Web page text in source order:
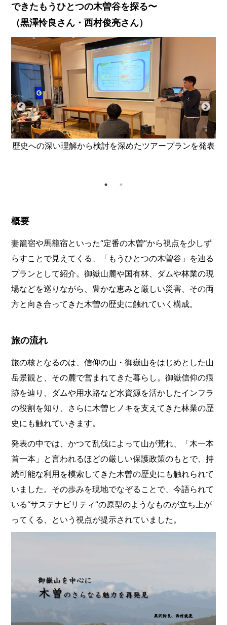
できたもうひとつの木曽谷を探る〜
（黒澤怜良さん・西村俊亮さん）
歴史への深い理解から検討を深めたツアープランを発表
概要
妻籠宿や馬籠宿といった“定番の木曽”から視点を少しず
らすことで見えてくる、「もうひとつの木曽谷」を辿る
プランとして紹介。御嶽山麓や国有林、ダムや林業の現
場などを巡りながら、豊かな恵みと厳しい災害、その両
方と向き合ってきた木曽の歴史に触れていく構成。
旅の流れ
旅の核となるのは、信仰の山・御嶽山をはじめとした山
岳景観と、その麓で営まれてきた暮らし。御嶽信仰の痕
跡を辿り、ダムや用水路など水資源を活かしたインフラ
の役割を知り、さらに木曽ヒノキを支えてきた林業の歴
史にも触れていきます。
発表の中では、かつて乱伐によって山が荒れ、「木一本
首一本」と言われるほどの厳しい保護政策のもとで、持
続可能な利用を模索してきた木曽の歴史にも触れられて
いました。その歩みを現地でなぞることで、今語られて
いる“サステナビリティ”の原型のようなものが立ち上が
ってくる、という視点が提示されていました。